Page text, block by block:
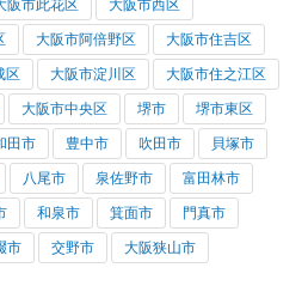
阪市此花区 大阪市西区
大阪市阿倍野区 大阪市住吉区
区 大阪市淀川区 大阪市住之江区
大阪市中央区 堺市 堺市東区
田市 豊中市 吹田市 貝塚市
八尾市 泉佐野市 富田林市
和泉市 箕面市 門真市
市 交野市 大阪狭山市